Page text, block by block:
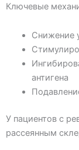
Ключевые
Снижение
антигена
У пациентов с
рассеянным